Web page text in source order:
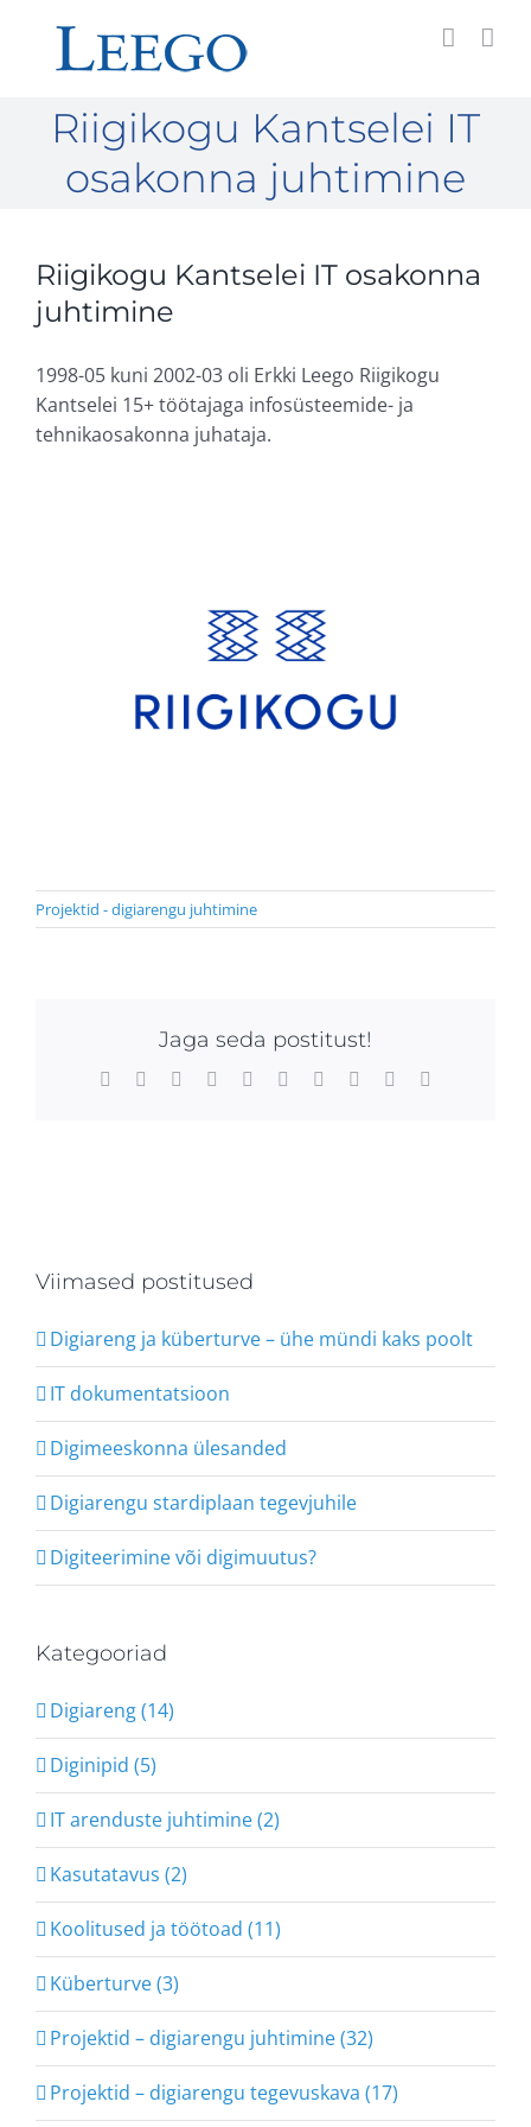
content
Riigikogu Kantselei IT
osakonna juhtimine
Riigikogu Kantselei IT osakonna
juhtimine
1998-05 kuni 2002-03 oli Erkki Leego Riigikogu
Kantselei 15+ töötajaga infosüsteemide- ja
tehnikaosakonna juhataja.
Projektid - digiarengu juhtimine
Jaga seda postitust!
Facebook Reddit LinkedInWhatsApp
TumblrPinterest Xing
Viimased postitused
Digiareng ja küberturve – ühe mündi kaks poolt
IT dokumentatsioon
Digimeeskonna ülesanded
Digiarengu stardiplaan tegevjuhile
Digiteerimine või digimuutus?
Kategooriad
Digiareng (14)
Diginipid (5)
IT arenduste juhtimine (2)
Kasutatavus (2)
Koolitused ja töötoad (11)
Küberturve (3)
Projektid – digiarengu juhtimine (32)
Projektid – digiarengu tegevuskava (17)